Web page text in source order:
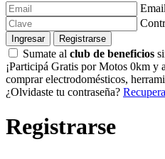
Email
Ingresar Registrarse
Sumate al club de beneficios
¡Participá Gratis por Motos 0km y
comprar electrodomésticos,
¿Olvidaste tu contraseña?
Registrarse